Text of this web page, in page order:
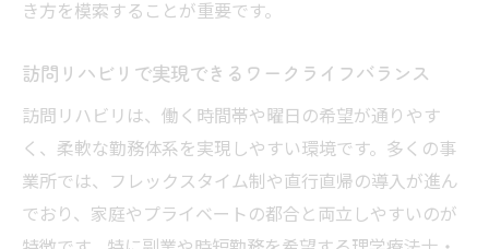
ント
理学療法士に必要な訪問リハビリの適性評
価
訪問リハビリ転職で重視すべきキャリア戦
略
き方を模索することが重要です。
訪問リハビリで実現できるワークライフバランス
訪問リハビリは、働く時間帯や曜日の希望が通りやす
く、柔軟な勤務体系を実現しやすい環境です。多くの事
業所では、フレックスタイム制や直行直帰の導入が進ん
でおり、家庭やプライベートの都合と両立しやすいのが